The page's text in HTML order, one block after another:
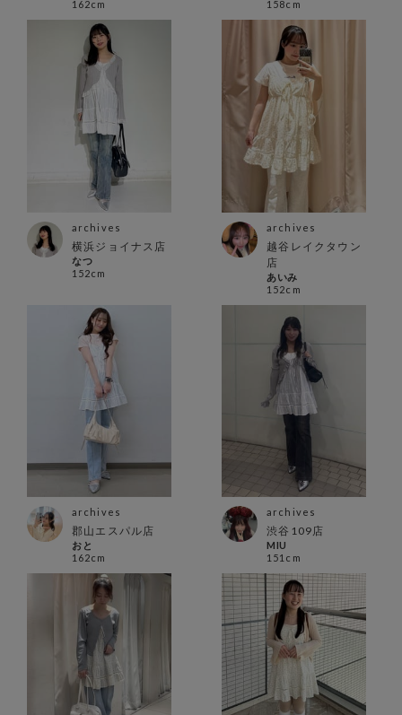
162cm 158cm
archives
横浜ジョイナス店
なつ
152cm
archives
越谷レイクタウン
店
あいみ
152cm
archives
郡山エスパル店
おと
162cm
archives
渋谷109店
MIU
151cm